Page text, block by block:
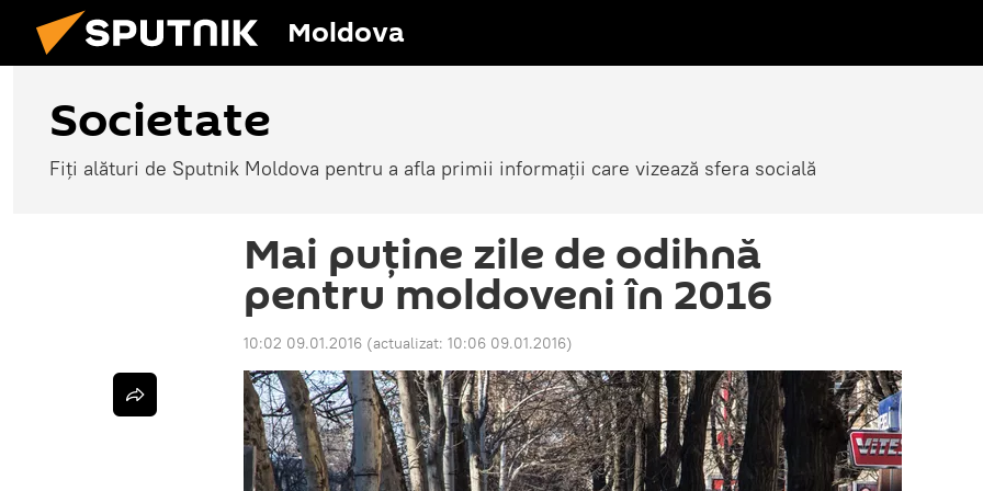
Moldova
Societate
Fiți alături de Sputnik Moldova pentru a afla primii informații care vizează sfera socială
Mai puţine zile de odihnă
pentru moldoveni în 2016
10:02 09.01.2016 (actualizat: 10:06 09.01.2016)